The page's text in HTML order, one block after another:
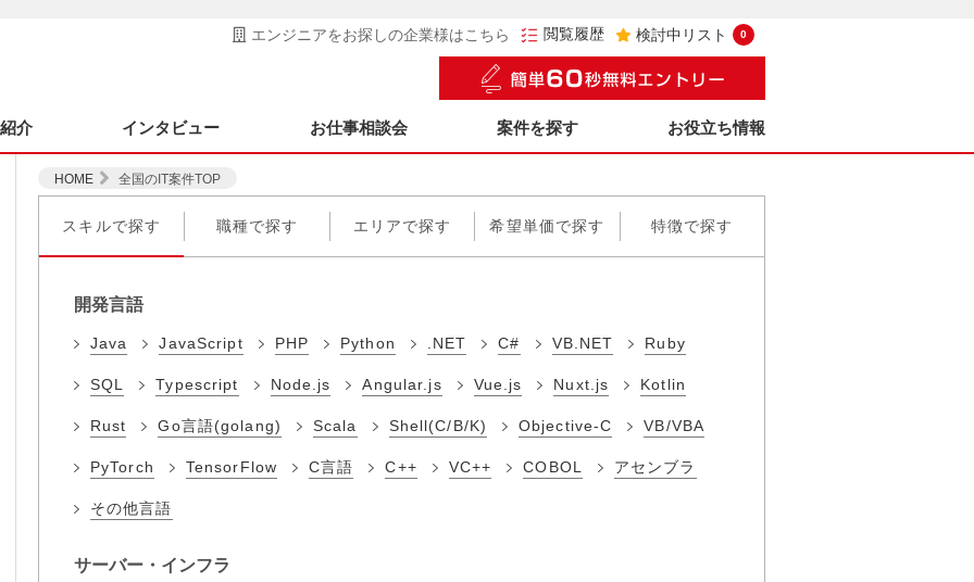
エンジニアをお探しの企業様はこちら 閲覧履歴 検討中リスト 0
介 インタビュー お仕事相談会 案件を探す お役立ち情報
HOME 全国のIT案件TOP
スキルで探す 職種で探す エリアで探す 希望単価で探す 特徴で探す
開発言語
Java JavaScript PHP Python .NET C# VB.NET Ruby
SQL Typescript Node.js Angular.js Vue.js Nuxt.js Kotlin
Rust Go言語(golang) Scala Shell(C/B/K) Objective-C VB/VBA
PyTorch TensorFlow C言語 C++ VC++ COBOL アセンブラ
その他言語
サーバー・インフラ